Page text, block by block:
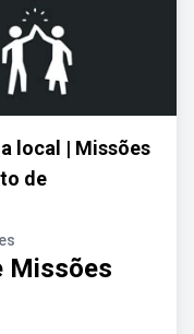
local | Missões
de
Missões